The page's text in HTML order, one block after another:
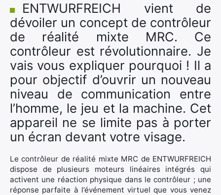
ENTWURFREICH vient de
dévoiler un concept de contrôleur
de réalité mixte MRC. Ce
contrôleur est révolutionnaire. Je
vais vous expliquer pourquoi ! Il a
pour objectif d’ouvrir un nouveau
niveau de communication entre
l’homme, le jeu et la machine. Cet
appareil ne se limite pas à porter
un écran devant votre visage.
Le contrôleur de réalité mixte MRC de ENTWURFREICH
dispose de plusieurs moteurs linéaires intégrés qui
activent une réaction physique dans le contrôleur ; une
réponse parfaite à l’événement virtuel que vous venez